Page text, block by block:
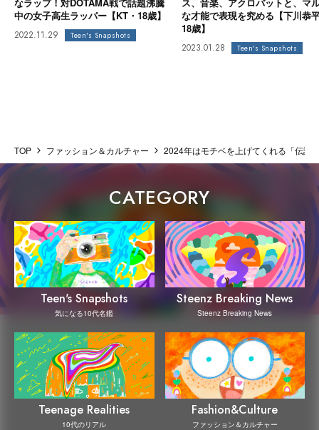
中の女子高生ラッパー【KT・18歳】
2022.11.29 Teen's Snapshots
な才能で表現を究める【下川恭
18歳】
2023.01.28 Teen's Snapshots
TOP ファッション＆カルチャー 2024年はモチベを上げてくれる「伝記
CATEGORY
Teen's Snapshots
気になる10代名鑑
Steenz Breaking News
Steenz Breaking News
Teenage Realities
10代のリアル
Fashion&Culture
ファッション＆カルチャー